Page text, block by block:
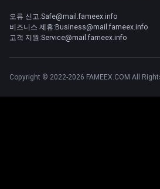
오류 신고:Safe@mail.fameex.info
비즈니스 제휴:Business@mail.fameex.info
고객 지원:Service@mail.fameex.info
Copyright © 2022-2026 FAMEEX.COM All